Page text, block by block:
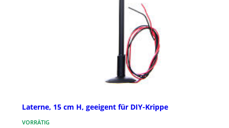
Laterne, 15 cm H, geeigent für DIY-Krippe
VORRÄTIG